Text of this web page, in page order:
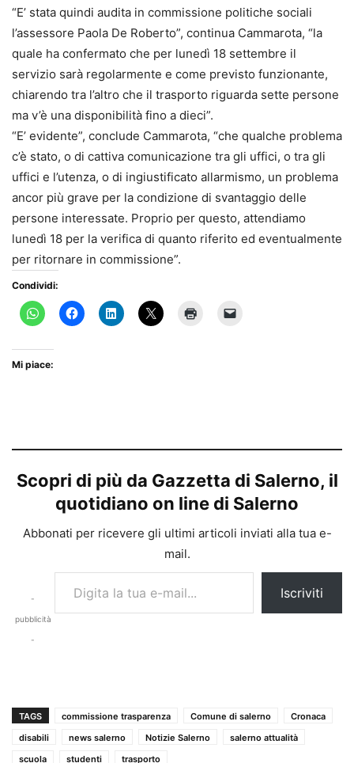
“E’ stata quindi audita in commissione politiche sociali
l’assessore Paola De Roberto”, continua Cammarota, “la
quale ha confermato che per lunedì 18 settembre il
servizio sarà regolarmente e come previsto funzionante,
chiarendo tra l’altro che il trasporto riguarda sette persone
ma v’è una disponibilità fino a dieci”.
“E’ evidente”, conclude Cammarota, “che qualche problema
c’è stato, o di cattiva comunicazione tra gli uffici, o tra gli
uffici e l’utenza, o di ingiustificato allarmismo, un problema
ancor più grave per la condizione di svantaggio delle
persone interessate. Proprio per questo, attendiamo
lunedì 18 per la verifica di quanto riferito ed eventualmente
per ritornare in commissione”.
Condividi:
Mi piace:
Scopri di più da Gazzetta di Salerno, il
quotidiano on line di Salerno
Abbonati per ricevere gli ultimi articoli inviati alla tua e-
mail.
-
pubblicità
-
Digita la tua e-mail...
Iscriviti
TAGS commissione trasparenza Comune di salerno
Cronaca
disabili
news salerno Notizie Salerno
salerno attualità
scuola
studenti trasporto